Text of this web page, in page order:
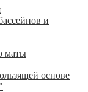
и
маты
основе